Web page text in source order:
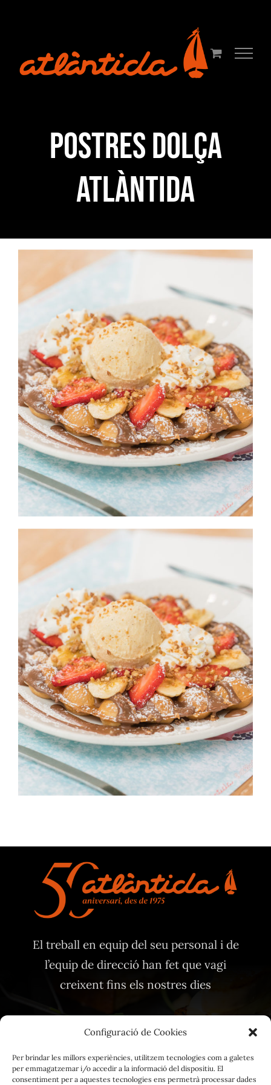
Configuració de Cookies
Per brindar les millors experiències, utilitzem tecnologies com a galetes
per emmagatzemar i/o accedir a la informació del dispositiu. El
consentiment per a aquestes tecnologies ens permetrà processar dades
Postres Dolça
Atlàntida
DOLÇA ATLÀNTIDA MATARÓ PARC
Mataro Parc Postres Dolça Atlàntida
DOLÇA ATLÀNTIDA
Postres Dolça Atlàntida Vilassar de Mar
El treball en equip del seu personal i de
l’equip de direcció han fet que vagi
creixent fins els nostres dies
Avis Legal